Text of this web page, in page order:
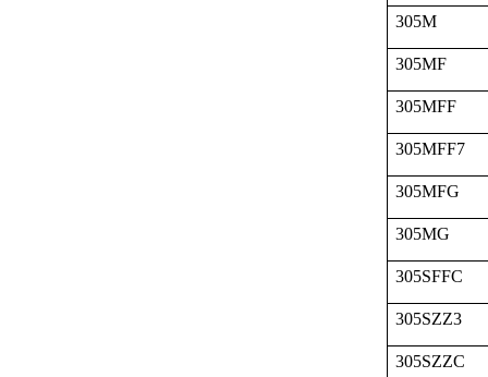
305M
305MF
305MFF
305MFF7
305MFG
305MG
305SFFC
305SZZ3
305SZZC